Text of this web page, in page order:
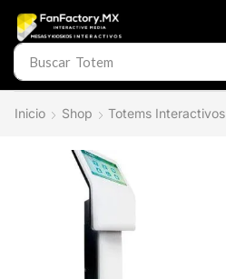
Buscar Totem
Inicio Shop Totems Interactivos